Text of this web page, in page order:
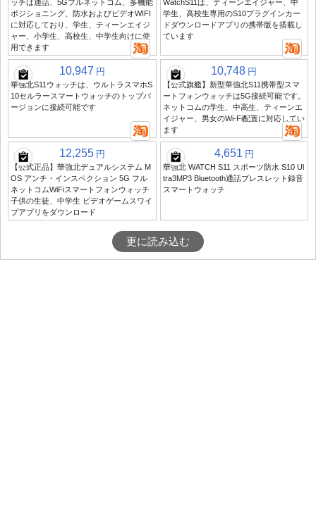
ッチは通話、5Gフルネットコム、多機能
ポジショニング、防水およびビデオWIFI
に対応しており、学生、ティーンエイジ
ャー、小学生、高校生、中学生向けに使
用できます
WatchS11は、ティーンエイジャー、中
学生、高校生専用のS10プラグインカー
ドダウンロードアプリの携帯版を搭載し
ています
10,947 円
華強北S11ウォッチは、ウルトラスマホS
10セルラースマートウォッチのトップバ
ージョンに接続可能です
10,748 円
【公式旗艦】新型華強北S11携帯型スマ
ートフォンウォッチは5G接続可能です。
ネットコムの学生、中高生、ティーンエ
イジャー、男女のWi-Fi配置に対応してい
ます
12,255 円
【公式正品】華強北デュアルシステム M
OS アンチ・インスペクション 5G フル
ネットコムWiFiスマートフォンウォッチ
子供の生徒、中学生 ビデオゲームスワイ
プアプリをダウンロード
4,651 円
華強北 WATCH S11 スポーツ防水 S10 Ul
tra3MP3 Bluetooth通話ブレスレット録音
スマートウォッチ
更に読み込む